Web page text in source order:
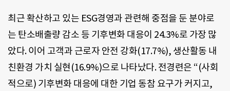
최근 확산하고 있는 ESG경영과 관련해 중점을 둔 분야로
는 탄소배출량 감소 등 기후변화 대응이 24.3%로 가장 많
았다. 이어 고객과 근로자 안전 강화(17.7%), 생산활동 내
친환경 가치 실현(16.9%)으로 나타났다. 전경련은 “(사회
적으로) 기후변화 대응에 대한 기업 동참 요구가 커지고,